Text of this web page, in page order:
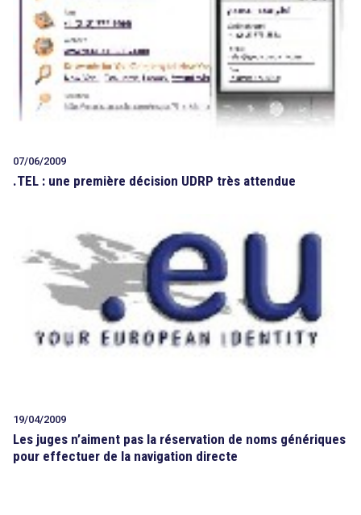
07/06/2009
.TEL : une première décision UDRP très attendue
19/04/2009
Les juges n’aiment pas la réservation de noms génériques
pour effectuer de la navigation directe